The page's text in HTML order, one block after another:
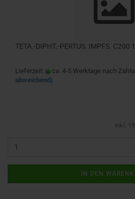
TETA.-DIPHT.-PERTUS. IMPFS. C200
Lieferzeit: ca. 4-5 Werktage nach
abweichend)
inkl.
IN DEN